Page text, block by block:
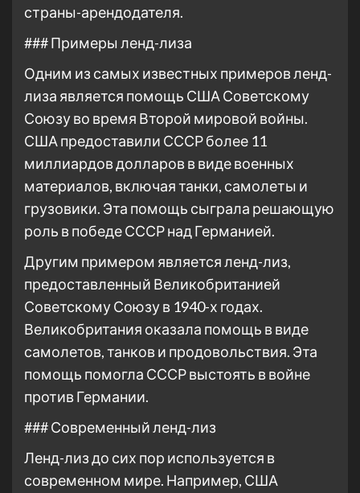
страны-арендодателя.
### Примеры ленд-лиза
Одним из самых известных примеров ленд-
лиза является помощь США Советскому
Союзу во время Второй мировой войны.
США предоставили СССР более 11
миллиардов долларов в виде военных
материалов, включая танки, самолеты и
грузовики. Эта помощь сыграла решающую
роль в победе СССР над Германией.
Другим примером является ленд-лиз,
предоставленный Великобританией
Советскому Союзу в 1940-х годах.
Великобритания оказала помощь в виде
самолетов, танков и продовольствия. Эта
помощь помогла СССР выстоять в войне
против Германии.
### Современный ленд-лиз
Ленд-лиз до сих пор используется в
современном мире. Например, США